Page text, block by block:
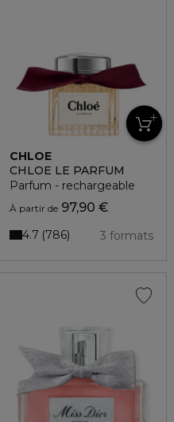
CHLOE
CHLOE LE PARFUM
Parfum - rechargeable
À partir de97,90 €
3 formats
4.7 786